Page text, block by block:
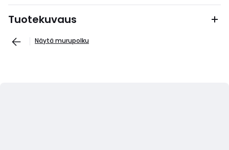
Tuotekuvaus
Näytä murupolku